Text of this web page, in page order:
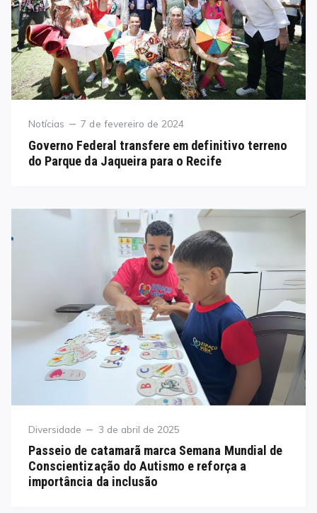
Category
Notícias
Posted
7 de fevereiro de 2024
Governo Federal transfere em definitivo terreno
do Parque da Jaqueira para o Recife
Category
Diversidade
Posted
3 de abril de 2025
Passeio de catamarã marca Semana Mundial de
Conscientização do Autismo e reforça a
importância da inclusão